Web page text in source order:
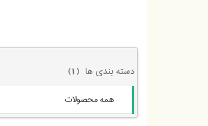
دسته بندی ها (1)
همه محصولات